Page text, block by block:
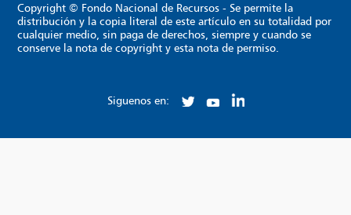
Copyright © Fondo Nacional de Recursos - Se permite la
distribución y la copia literal de este artículo en su totalidad por
cualquier medio, sin paga de derechos, siempre y cuando se
conserve la nota de copyright y esta nota de permiso.
Siguenos en: